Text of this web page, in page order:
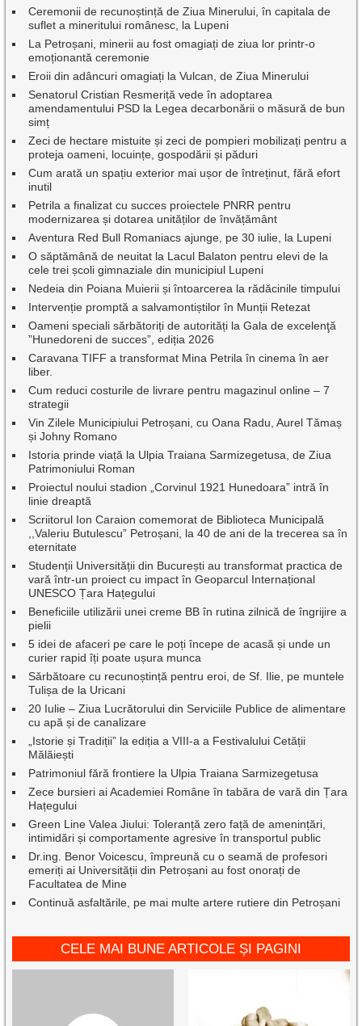
Ceremonii de recunoștință de Ziua Minerului, în capitala de
suflet a mineritului românesc, la Lupeni
La Petroșani, minerii au fost omagiați de ziua lor printr-o
emoționantă ceremonie
Eroii din adâncuri omagiați la Vulcan, de Ziua Minerului
Senatorul Cristian Resmeriță vede în adoptarea
amendamentului PSD la Legea decarbonării o măsură de bun
simț
Zeci de hectare mistuite și zeci de pompieri mobilizați pentru a
proteja oameni, locuințe, gospodării și păduri
Cum arată un spațiu exterior mai ușor de întreținut, fără efort
inutil
Petrila a finalizat cu succes proiectele PNRR pentru
modernizarea și dotarea unităților de învățământ
Aventura Red Bull Romaniacs ajunge, pe 30 iulie, la Lupeni
O săptămână de neuitat la Lacul Balaton pentru elevi de la
cele trei școli gimnaziale din municipiul Lupeni
Nedeia din Poiana Muierii și întoarcerea la rădăcinile timpului
Intervenție promptă a salvamontiștilor în Munții Retezat
Oameni speciali sărbătoriți de autorități la Gala de excelenţă
”Hunedoreni de succes”, ediția 2026
Caravana TIFF a transformat Mina Petrila în cinema în aer
liber.
Cum reduci costurile de livrare pentru magazinul online – 7
strategii
Vin Zilele Municipiului Petroșani, cu Oana Radu, Aurel Tămaș
și Johny Romano
Istoria prinde viață la Ulpia Traiana Sarmizegetusa, de Ziua
Patrimoniului Roman
Proiectul noului stadion „Corvinul 1921 Hunedoara” intră în
linie dreaptă
Scriitorul Ion Caraion comemorat de Biblioteca Municipală
,,Valeriu Butulescu” Petroșani, la 40 de ani de la trecerea sa în
eternitate
Studenții Universității din București au transformat practica de
vară într-un proiect cu impact în Geoparcul Internațional
UNESCO Țara Hațegului
Beneficiile utilizării unei creme BB în rutina zilnică de îngrijire a
pielii
5 idei de afaceri pe care le poți începe de acasă și unde un
curier rapid îți poate ușura munca
Sărbătoare cu recunoștință pentru eroi, de Sf. Ilie, pe muntele
Tulișa de la Uricani
20 Iulie – Ziua Lucrătorului din Serviciile Publice de alimentare
cu apă și de canalizare
„Istorie și Tradiții” la ediția a VIII-a a Festivalului Cetății
Mălăiești
Patrimoniul fără frontiere la Ulpia Traiana Sarmizegetusa
Zece bursieri ai Academiei Române în tabăra de vară din Țara
Hațegului
Green Line Valea Jiului: Toleranță zero față de amenințări,
intimidări și comportamente agresive în transportul public
Dr.ing. Benor Voicescu, împreună cu o seamă de profesori
emeriți ai Universității din Petroșani au fost onorați de
Facultatea de Mine
Continuă asfaltările, pe mai multe artere rutiere din Petroșani
CELE MAI BUNE ARTICOLE ȘI PAGINI